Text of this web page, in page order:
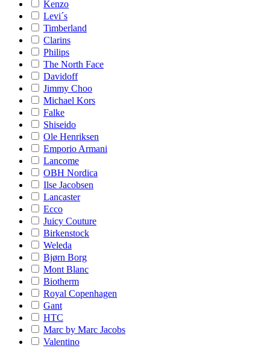
Kenzo
Levi´s
Timberland
Clarins
Philips
The North Face
Davidoff
Jimmy Choo
Michael Kors
Falke
Shiseido
Ole Henriksen
Emporio Armani
Lancome
OBH Nordica
Ilse Jacobsen
Lancaster
Ecco
Juicy Couture
Birkenstock
Weleda
Bjørn Borg
Mont Blanc
Biotherm
Royal Copenhagen
Gant
HTC
Marc by Marc Jacobs
Valentino